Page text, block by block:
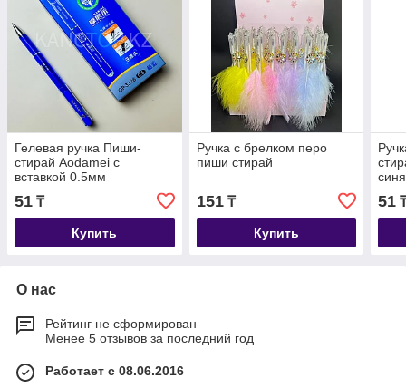
Гелевая ручка Пиши-
стирай Aodamei с
вставкой 0.5мм
51 ₸
Купить
Ручка с брелком перо
пиши стирай
151₸
Купить
51
О нас
Рейтинг не сформирован
Менее 5 отзывов за последний год
Работает с 08.06.2016